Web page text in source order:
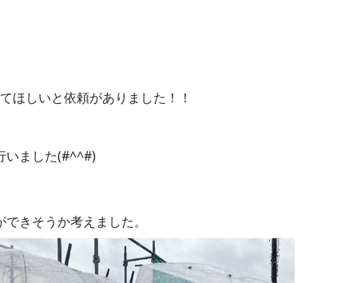
ほしいと依頼がありました！！
いました(#^^#)
きそうか考えました。